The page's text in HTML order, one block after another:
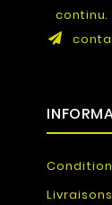
continu.